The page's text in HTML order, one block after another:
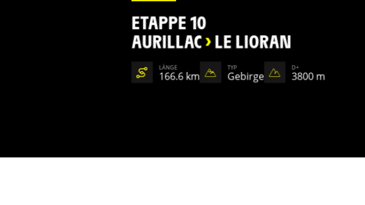
ETAPPE 10
AURILLAC>LE LIORAN
LÄNGE
166.6 km
TYP
Gebirge
D+
3800 m